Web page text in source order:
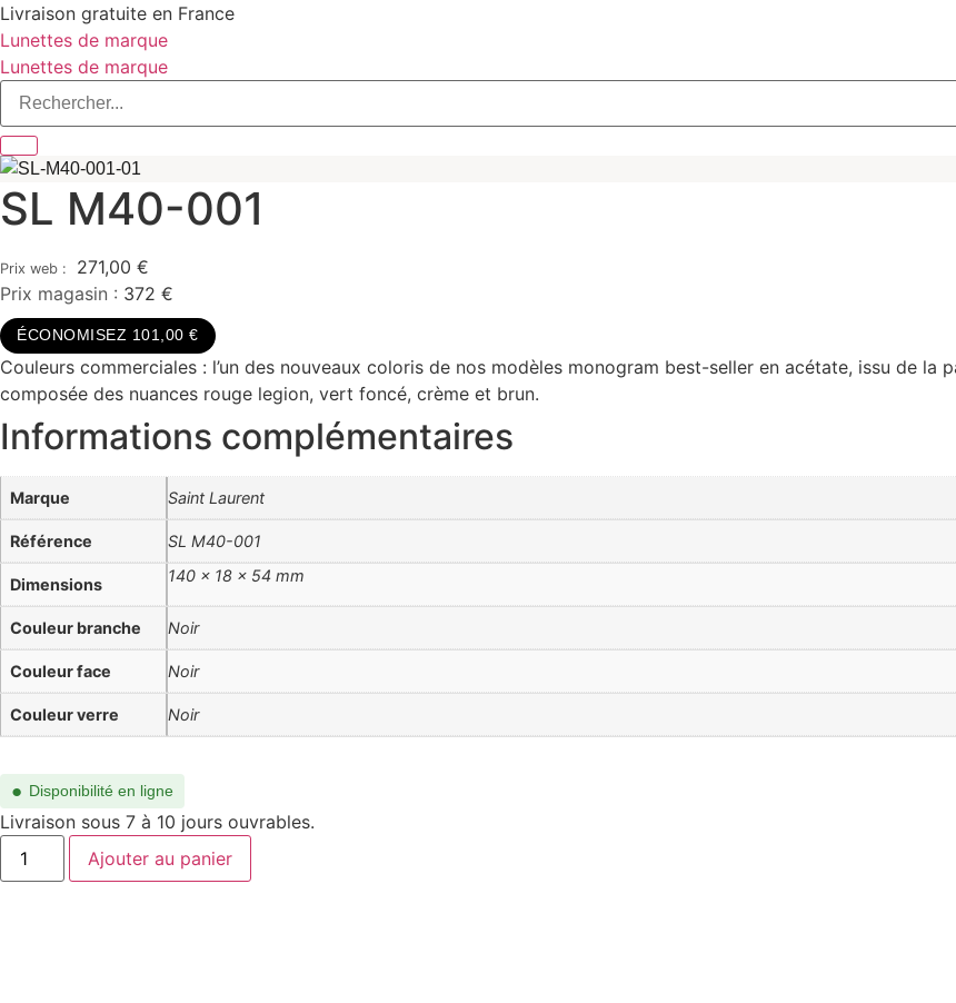
Aller
au
contenu
Livraison gratuite en France
Lunettes de marque
Lunettes de marque
SL M40-001
271,00 €
Prix magasin : 372 €
ÉCONOMISEZ 101,00 €
Couleurs commerciales : l’un des nouveaux coloris de nos modèles monogram best-seller en acétate, issu de
composée des nuances rouge legion, vert foncé, crème et brun.
Informations complémentaires
Référence SL M40-001
Dimensions 140 × 18 × 54 mm
Couleur branche Noir
Couleur face Noir
Couleur verre Noir
Marque Saint Laurent
● Disponibilité en ligne
Livraison sous 7 à 10 jours ouvrables.
quantité
SL
Ajouter au panier